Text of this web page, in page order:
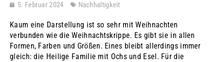
5. Februar 2024 Nachhaltigkeit
Kaum eine Darstellung ist so sehr mit Weihnachten
verbunden wie die Weihnachtskrippe. Es gibt sie in allen
Formen, Farben und Größen. Eines bleibt allerdings immer
gleich: die Heilige Familie mit Ochs und Esel. Für die